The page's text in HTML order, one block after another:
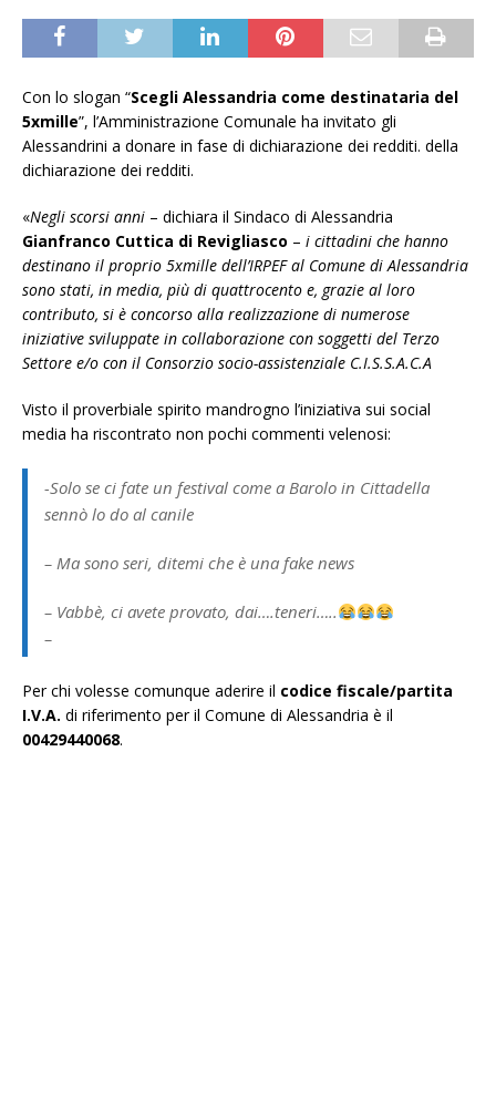
Con lo slogan “Scegli Alessandria come destinataria del
5xmille”, l’Amministrazione Comunale ha invitato gli
Alessandrini a donare in fase di dichiarazione dei redditi. della
dichiarazione dei redditi.
«Negli scorsi anni – dichiara il Sindaco di Alessandria
Gianfranco Cuttica di Revigliasco – i cittadini che hanno
destinano il proprio 5xmille dell’IRPEF al Comune di Alessandria
sono stati, in media, più di quattrocento e, grazie al loro
contributo, si è concorso alla realizzazione di numerose
iniziative sviluppate in collaborazione con soggetti del Terzo
Settore e/o con il Consorzio socio-assistenziale C.I.S.S.A.C.A
Visto il proverbiale spirito mandrogno l’iniziativa sui social
media ha riscontrato non pochi commenti velenosi:
-Solo se ci fate un festival come a Barolo in Cittadella
sennò lo do al canile
– Ma sono seri, ditemi che è una fake news
– Vabbè, ci avete provato, dai….teneri…..
–
Per chi volesse comunque aderire il codice fiscale/partita
I.V.A. di riferimento per il Comune di Alessandria è il
00429440068.